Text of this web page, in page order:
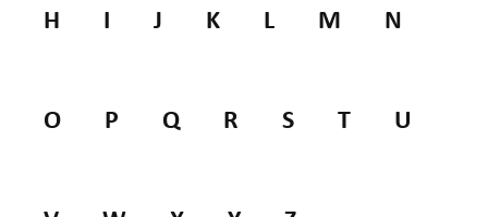
H I J K L M N
O P Q R S T U